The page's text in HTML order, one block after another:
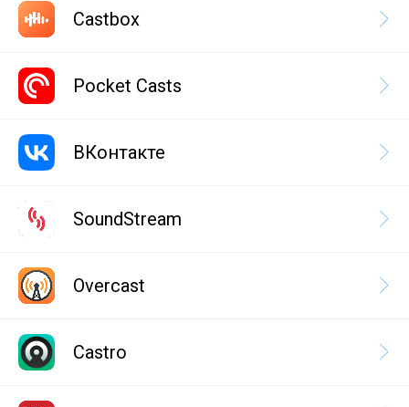
Castbox
Pocket Casts
ВКонтакте
SoundStream
Overcast
Castro